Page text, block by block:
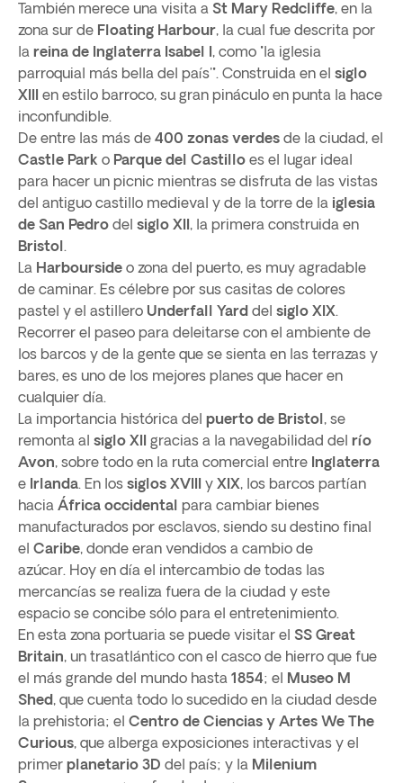
También merece una visita a St Mary Redcliffe, en la
zona sur de Floating Harbour, la cual fue descrita por
la reina de Inglaterra Isabel I, como "la iglesia
parroquial más bella del país'". Construida en el siglo
XIII en estilo barroco, su gran pináculo en punta la hace
inconfundible.
De entre las más de 400 zonas verdes de la ciudad, el
Castle Park o Parque del Castillo es el lugar ideal
para hacer un picnic mientras se disfruta de las vistas
del antiguo castillo medieval y de la torre de la iglesia
de San Pedro del siglo XII, la primera construida en
Bristol.
La Harbourside o zona del puerto, es muy agradable
de caminar. Es célebre por sus casitas de colores
pastel y el astillero Underfall Yard del siglo XIX.
Recorrer el paseo para deleitarse con el ambiente de
los barcos y de la gente que se sienta en las terrazas y
bares, es uno de los mejores planes que hacer en
cualquier día.
La importancia histórica del puerto de Bristol, se
remonta al siglo XII gracias a la navegabilidad del río
Avon, sobre todo en la ruta comercial entre Inglaterra
e Irlanda. En los siglos XVIII y XIX, los barcos partían
hacia África occidental para cambiar bienes
manufacturados por esclavos, siendo su destino final
el Caribe, donde eran vendidos a cambio de
azúcar. Hoy en día el intercambio de todas las
mercancías se realiza fuera de la ciudad y este
espacio se concibe sólo para el entretenimiento.
En esta zona portuaria se puede visitar el SS Great
Britain, un trasatlántico con el casco de hierro que fue
el más grande del mundo hasta 1854; el Museo M
Shed, que cuenta todo lo sucedido en la ciudad desde
la prehistoria; el Centro de Ciencias y Artes We The
Curious, que alberga exposiciones interactivas y el
primer planetario 3D del país; y la Milenium